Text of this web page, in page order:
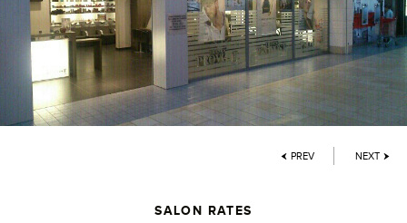
PREV NEXT
SALON RATES